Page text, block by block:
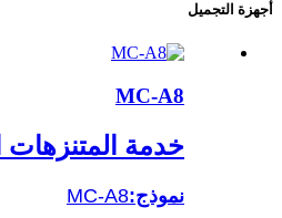
أجهزة التجميل
MC-A8
خدمة المتنزهات
نموذج:MC-A8